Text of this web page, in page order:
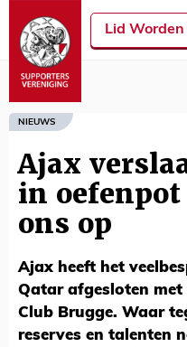
Lid Worden
NIEUWS
Ajax
in
ons op
Ajax heeft het
Qatar afgesloten
Club Brugge. Waar
reserves en talenten